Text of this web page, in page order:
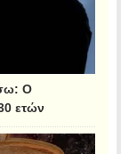
Ο
ετών